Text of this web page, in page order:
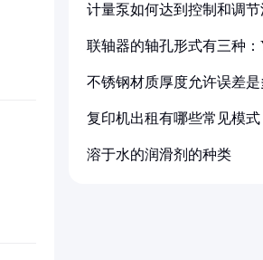
计量泵如何达到控制和调
联轴器的轴孔形式有三种
不锈钢材质厚度允许误差是
复印机出租有哪些常见模式
溶于水的润滑剂的种类